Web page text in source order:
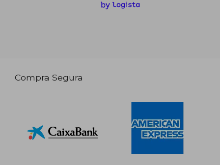
Compra Segura